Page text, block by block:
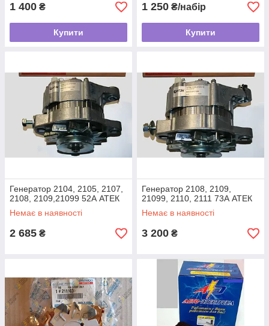
1 400 ₴
Купити
1 250 ₴/набір
Купити
Генератор 2104, 2105, 2107,
2108, 2109,21099 52А АТЕК
Немає в наявності
2 685 ₴
Генератор 2108, 2109,
21099, 2110, 2111 73А АТЕК
Немає в наявності
3 200 ₴